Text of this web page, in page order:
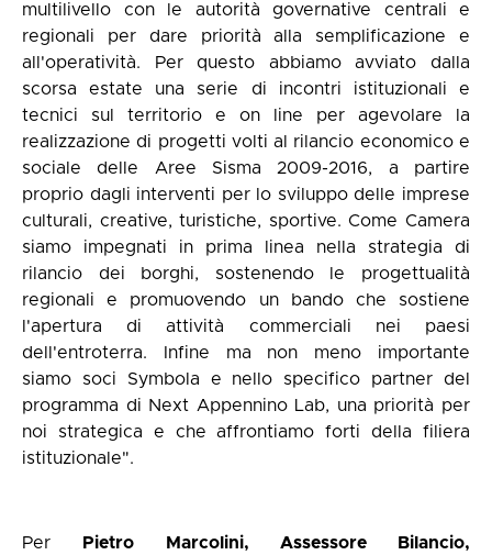
multilivello con le autorità governative centrali e
regionali per dare priorità alla semplificazione e
all'operatività. Per questo abbiamo avviato dalla
scorsa estate una serie di incontri istituzionali e
tecnici sul territorio e on line per agevolare la
realizzazione di progetti volti al rilancio economico e
sociale delle Aree Sisma 2009-2016, a partire
proprio dagli interventi per lo sviluppo delle imprese
culturali, creative, turistiche, sportive. Come Camera
siamo impegnati in prima linea nella strategia di
rilancio dei borghi, sostenendo le progettualità
regionali e promuovendo un bando che sostiene
l'apertura di attività commerciali nei paesi
dell'entroterra. Infine ma non meno importante
siamo soci Symbola e nello specifico partner del
programma di Next Appennino Lab, una priorità per
noi strategica e che affrontiamo forti della filiera
istituzionale".
Per
Pietro Marcolini, Assessore Bilancio,